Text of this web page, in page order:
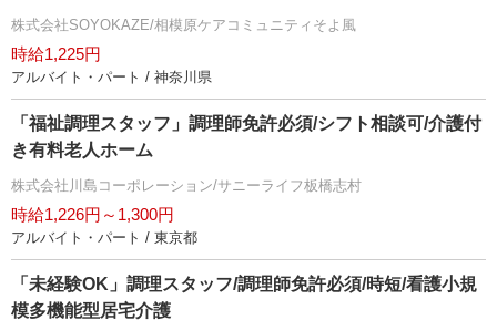
株式会社SOYOKAZE/相模原ケアコミュニティそよ風
時給1,225円
アルバイト・パート / 神奈川県
「福祉調理スタッフ」調理師免許必須/シフト相談可/介護付
き有料老人ホーム
株式会社川島コーポレーション/サニーライフ板橋志村
時給1,226円～1,300円
アルバイト・パート / 東京都
「未経験OK」調理スタッフ/調理師免許必須/時短/看護小規
模多機能型居宅介護